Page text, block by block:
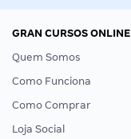
GRAN CURSOS ONLINE
Quem Somos
Como Funciona
Como Comprar
Loja Social